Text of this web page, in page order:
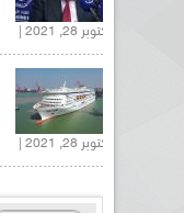
أكتوبر 28, 2021 |
أكتوبر 28, 2021 |